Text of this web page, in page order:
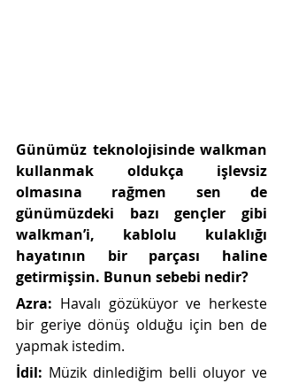
Günümüz teknolojisinde walkman
kullanmak oldukça işlevsiz
olmasına rağmen sen de
günümüzdeki bazı gençler gibi
walkman’i, kablolu kulaklığı
hayatının bir parçası haline
getirmişsin. Bunun sebebi nedir?
Azra: Havalı gözüküyor ve herkeste
bir geriye dönüş olduğu için ben de
yapmak istedim.
İdil: Müzik dinlediğim belli oluyor ve